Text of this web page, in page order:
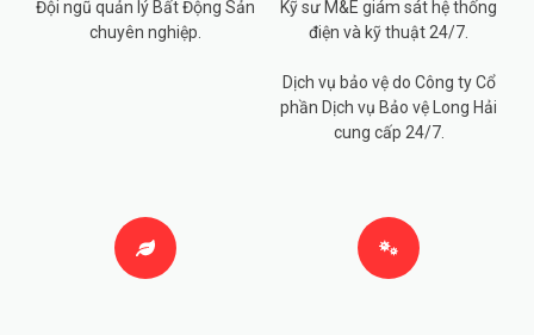
Đội ngũ quản lý Bất Động Sản
chuyên nghiệp.
Kỹ sư M&E giám sát hệ thống
điện và kỹ thuật 24/7.
Dịch vụ bảo vệ do Công ty Cổ
phần Dịch vụ Bảo vệ Long Hải
cung cấp 24/7.